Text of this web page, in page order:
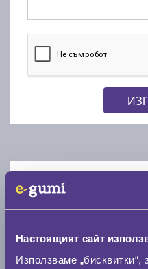
Настоящият сайт
Използваме